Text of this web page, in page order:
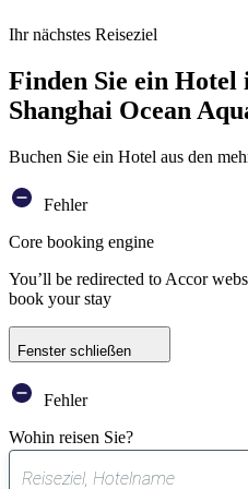
Ihr nächstes Reiseziel
Finden Sie ein Hotel
Shanghai Ocean
Buchen Sie ein Hotel aus den
Fehler
Core booking engine
You’ll be redirected to Accor
book your stay
Fenster schließen
Fehler
Wohin reisen Sie?